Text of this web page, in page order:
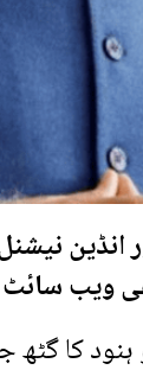
انڈین
ویب
ہنود کا